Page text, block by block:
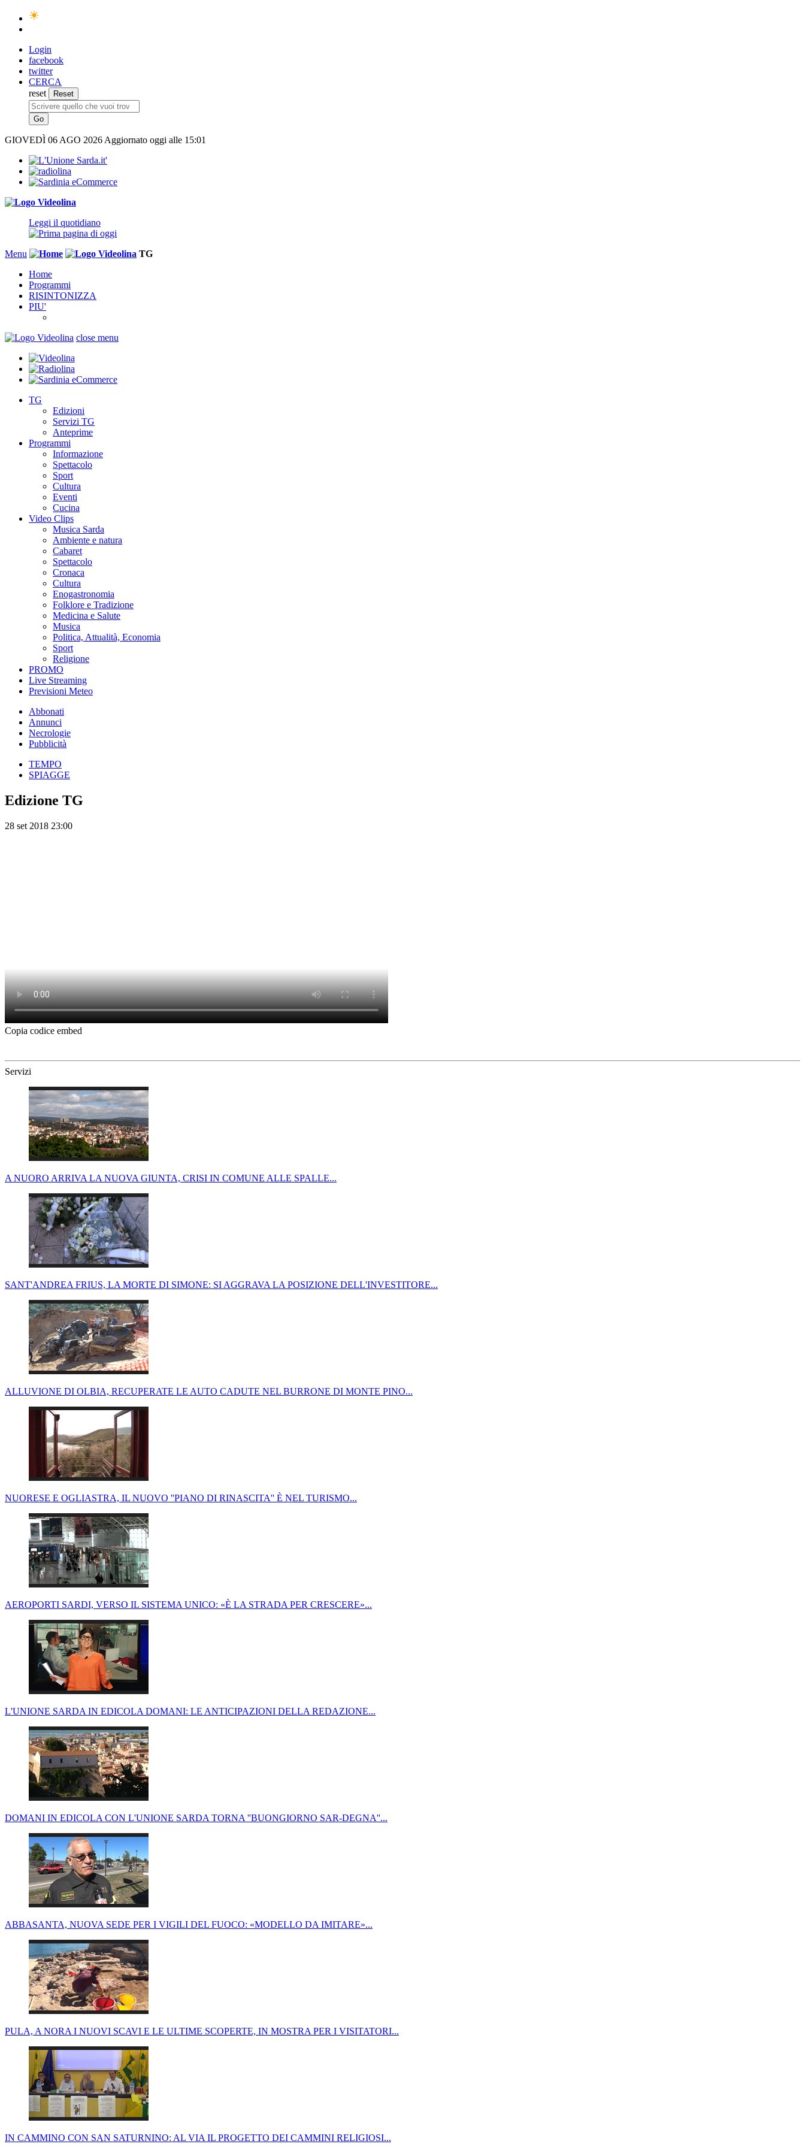
Login
facebook
twitter
CERCA
reset
GIOVEDÌ 06 AGO 2026 Aggiornato oggi alle 15:01
Leggi il quotidiano
Menu
TG
Home
Programmi
RISINTONIZZA
PIU'
close menu
TG
Edizioni
Servizi TG
Anteprime
Programmi
Informazione
Spettacolo
Sport
Cultura
Eventi
Cucina
Video Clips
Musica Sarda
Ambiente e natura
Cabaret
Spettacolo
Cronaca
Cultura
Enogastronomia
Folklore e Tradizione
Medicina e Salute
Musica
Politica, Attualità, Economia
Sport
Religione
PROMO
Live Streaming
Previsioni Meteo
Abbonati
Annunci
Necrologie
Pubblicità
TEMPO
SPIAGGE
Edizione TG
28 set 2018 23:00
Copia codice embed
Servizi
A NUORO ARRIVA LA NUOVA GIUNTA, CRISI IN COMUNE ALLE SPALLE...
SANT'ANDREA FRIUS, LA MORTE DI SIMONE: SI AGGRAVA LA POSIZIONE DELL'INVESTITORE...
ALLUVIONE DI OLBIA, RECUPERATE LE AUTO CADUTE NEL BURRONE DI MONTE PINO...
NUORESE E OGLIASTRA, IL NUOVO ''PIANO DI RINASCITA'' È NEL TURISMO...
AEROPORTI SARDI, VERSO IL SISTEMA UNICO: «È LA STRADA PER CRESCERE»...
L'UNIONE SARDA IN EDICOLA DOMANI: LE ANTICIPAZIONI DELLA REDAZIONE...
DOMANI IN EDICOLA CON L'UNIONE SARDA TORNA ''BUONGIORNO SAR-DEGNA''...
ABBASANTA, NUOVA SEDE PER I VIGILI DEL FUOCO: «MODELLO DA IMITARE»...
PULA, A NORA I NUOVI SCAVI E LE ULTIME SCOPERTE, IN MOSTRA PER I VISITATORI...
IN CAMMINO CON SAN SATURNINO: AL VIA IL PROGETTO DEI CAMMINI RELIGIOSI...